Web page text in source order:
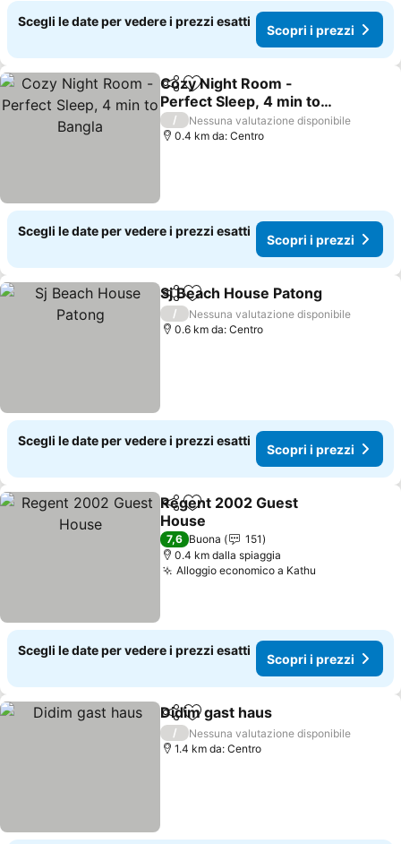
Scegli le date per vedere i prezzi esatti
Scopri i prezzi
CondividiAggiungi ai preferiti
Cozy Night Room -
Perfect Sleep, 4 min to
Bangla
Scopri i prezzi
/
Nessuna valutazione disponibile
0.4 km da: Centro
Scegli le date per vedere i prezzi esatti
Scopri i prezzi
CondividiAggiungi ai preferiti
Sj Beach House Patong
/
Nessuna valutazione disponibile
0.6 km da: Centro
Scegli le date per vedere i prezzi esatti
Scopri i prezzi
CondividiAggiungi ai preferiti
Regent 2002 Guest
House
Scopri i prezzi
7,6 Buona
151
0.4 km dalla spiaggia
Alloggio economico a Kathu
Scegli le date per vedere i prezzi esatti
Scopri i prezzi
CondividiAggiungi ai preferiti
Didim gast haus
/
Nessuna valutazione disponibile
1.4 km da: Centro